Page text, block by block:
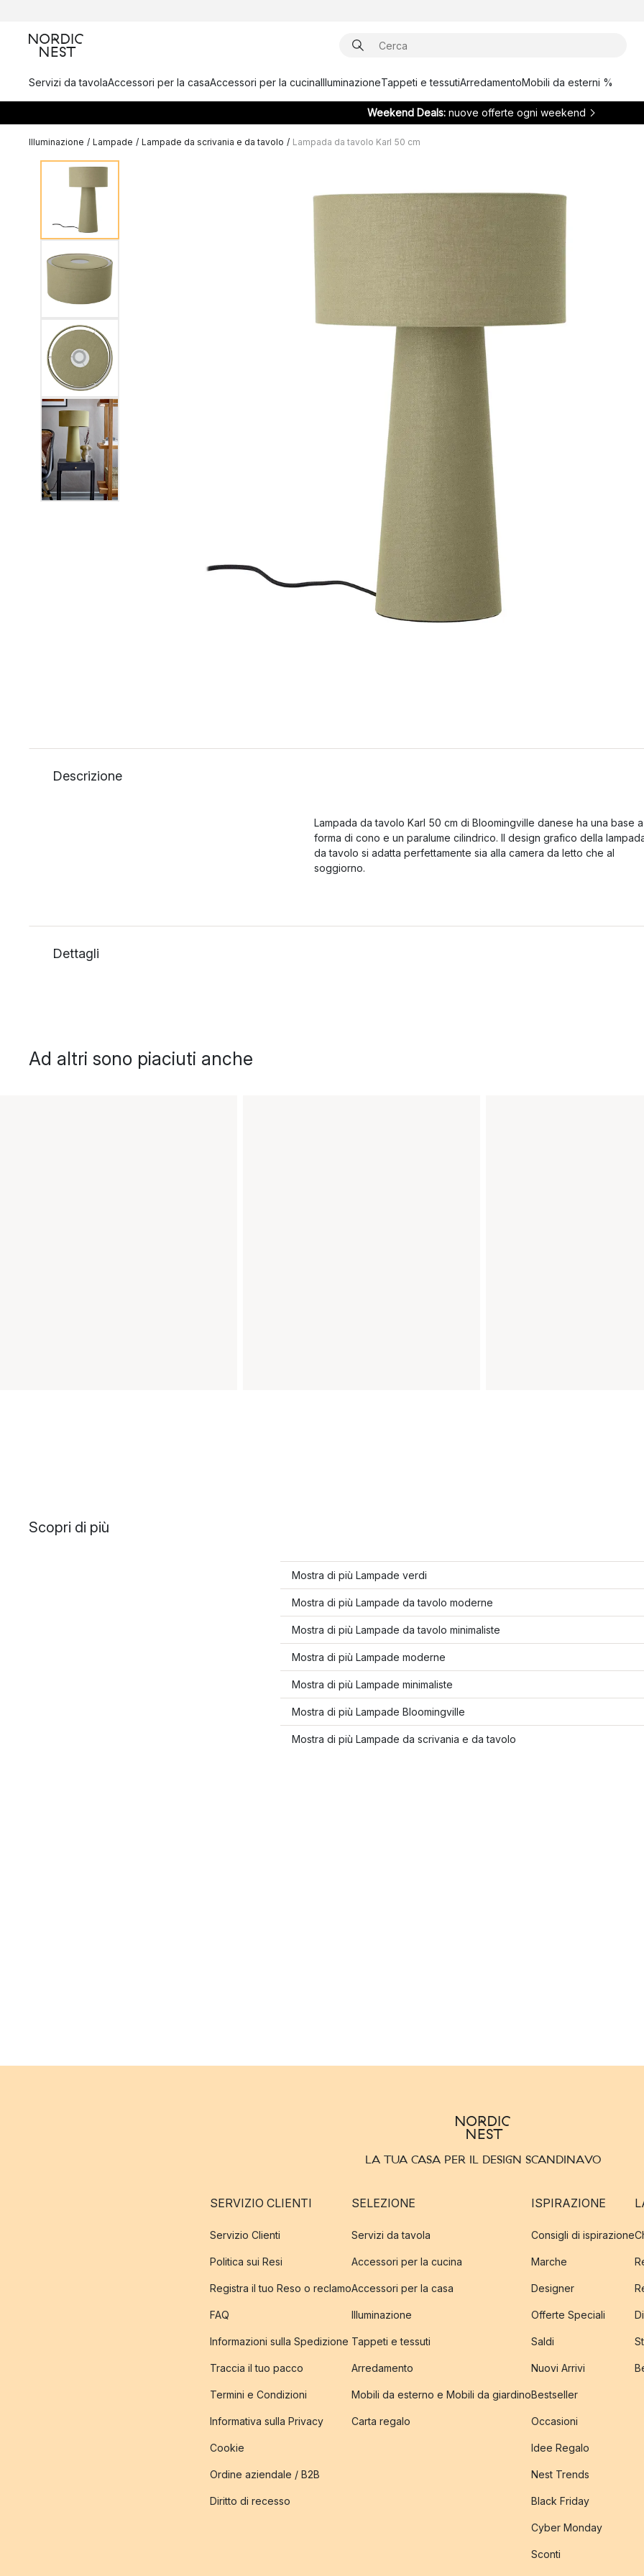
Servizi da tavolaAccessori per la casaAccessori per la cucinaIlluminazioneTappeti e tessutiArredamentoMobili da esterni %
Weekend Deals: nuove offerte ogni weekend
Illuminazione / Lampade / Lampade da scrivania e da tavolo / Lampada da tavolo Karl 50 cm
Descrizione
Lampada da tavolo Karl 50 cm di Bloomingville danese ha una base a
forma di cono e un paralume cilindrico. Il design grafico della
da tavolo si adatta perfettamente sia alla camera da letto che al
soggiorno.
Dettagli
Ad altri sono piaciuti anche
Scopri di più
Mostra di più Lampade verdi
Mostra di più Lampade da tavolo moderne
Mostra di più Lampade da tavolo minimaliste
Mostra di più Lampade moderne
Mostra di più Lampade minimaliste
Mostra di più Lampade Bloomingville
Mostra di più Lampade da scrivania e da tavolo
LA TUA CASA PER IL DESIGN SCANDINAVO
SERVIZIO CLIENTI
Servizio Clienti
Politica sui Resi
Registra il tuo Reso o reclamo
FAQ
Informazioni sulla Spedizione
Traccia il tuo pacco
Termini e Condizioni
Informativa sulla Privacy
Cookie
Ordine aziendale / B2B
Diritto di recesso
SELEZIONE
Servizi da tavola
Accessori per la cucina
Accessori per la casa
Illuminazione
Tappeti e tessuti
Arredamento
Mobili da esterno e Mobili da giardino
Carta regalo
ISPIRAZIONE
Consigli di ispirazione
Marche
Designer
Offerte Speciali
Saldi
Nuovi Arrivi
Bestseller
Occasioni
Idee Regalo
Nest Trends
Black Friday
Cyber Monday
Sconti